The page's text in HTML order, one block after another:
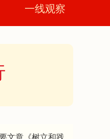
一线观察